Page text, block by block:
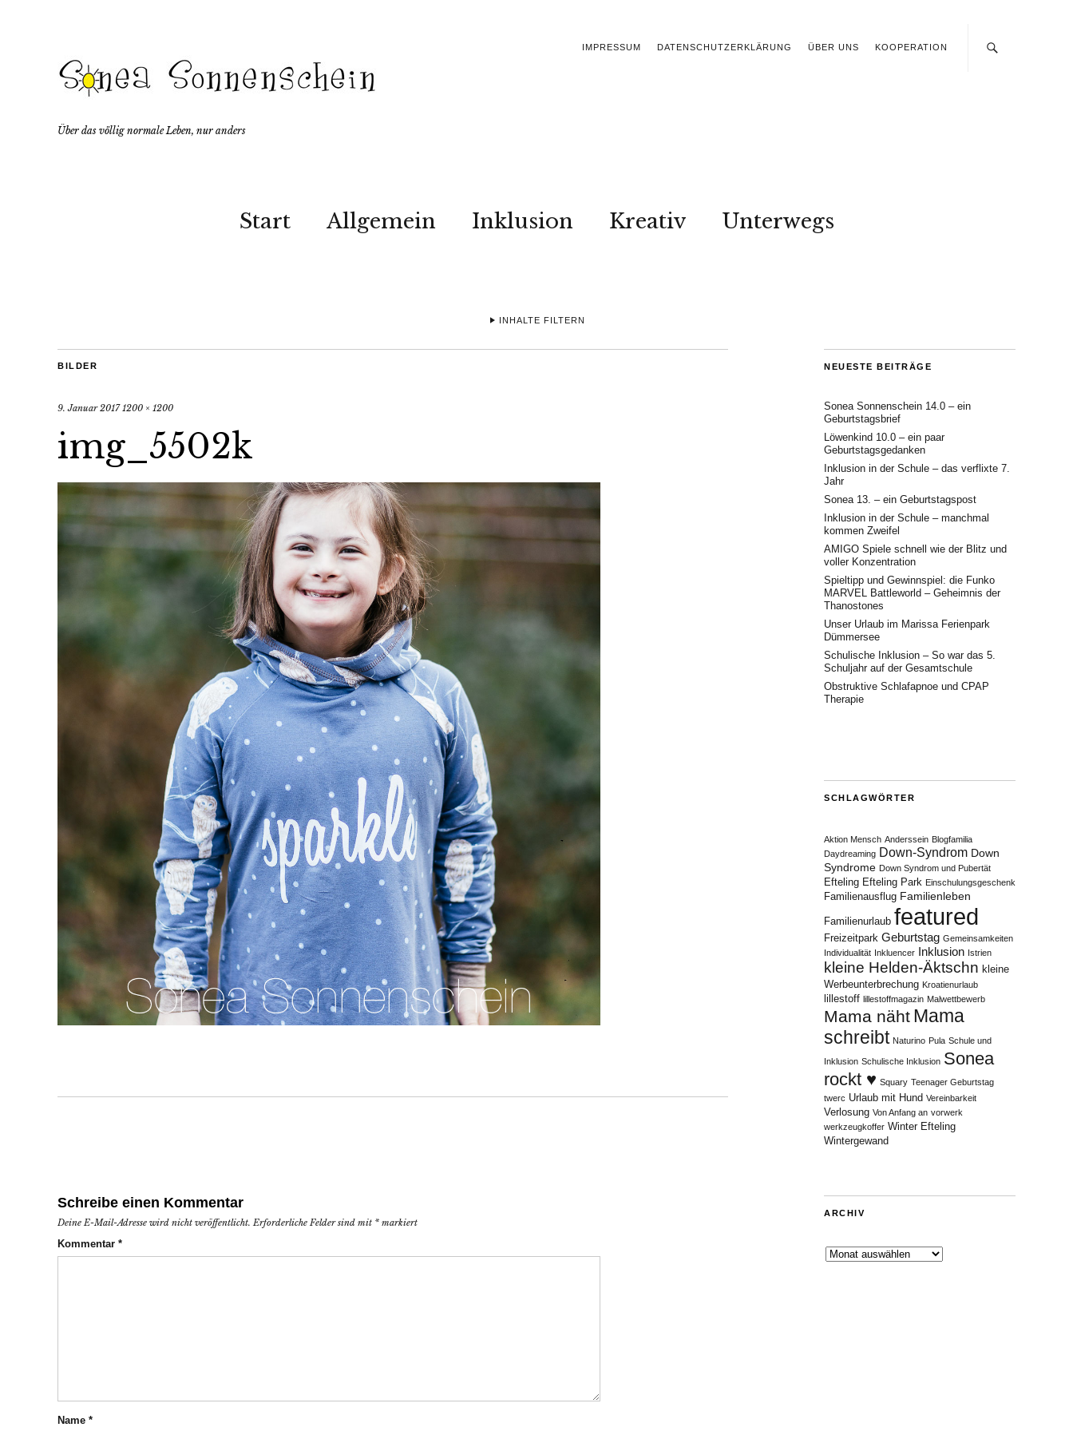
IMPRESSUM DATENSCHUTZERKLÄRUNG ÜBER UNS KOOPERATION
Über das völlig normale Leben, nur anders
Start Allgemein Inklusion Kreativ Unterwegs
INHALTE FILTERN
BILDER
9. Januar 2017 1200 × 1200
img_5502k
Schreibe einen Kommentar
Deine E-Mail-Adresse wird nicht veröffentlicht. Erforderliche Felder sind mit * markiert
Kommentar *
Name *
NEUESTE BEITRÄGE
Sonea Sonnenschein 14.0 – ein
Geburtstagsbrief
Löwenkind 10.0 – ein paar
Geburtstagsgedanken
Inklusion in der Schule – das verflixte 7.
Jahr
Sonea 13. – ein Geburtstagspost
Inklusion in der Schule – manchmal
kommen Zweifel
AMIGO Spiele schnell wie der Blitz und
voller Konzentration
Spieltipp und Gewinnspiel: die Funko
MARVEL Battleworld – Geheimnis der
Thanostones
Unser Urlaub im Marissa Ferienpark
Dümmersee
Schulische Inklusion – So war das 5.
Schuljahr auf der Gesamtschule
Obstruktive Schlafapnoe und CPAP
Therapie
SCHLAGWÖRTER
Aktion Mensch Anderssein Blogfamilia
Daydreaming Down-Syndrom Down
Syndrome Down Syndrom und Pubertät
Efteling Efteling Park Einschulungsgeschenk
Familienausflug Familienleben
Familienurlaub featured
Freizeitpark Geburtstag Gemeinsamkeiten
Individualität Inkluencer Inklusion Istrien
kleine Helden-Äktschn kleine
Werbeunterbrechung Kroatienurlaub
lillestoff lillestoffmagazin Malwettbewerb
Mama näht Mama
schreibt Naturino Pula Schule und
Inklusion Schulische Inklusion Sonea
rockt ♥ Squary Teenager Geburtstag
twerc Urlaub mit Hund Vereinbarkeit
Verlosung Von Anfang an vorwerk
werkzeugkoffer Winter Efteling
Wintergewand
ARCHIV
Archiv